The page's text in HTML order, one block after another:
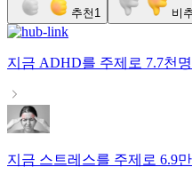
추천 1 비
지금 ADHD를 주제로 7.7천명
지금 스트레스를 주제로 6.9